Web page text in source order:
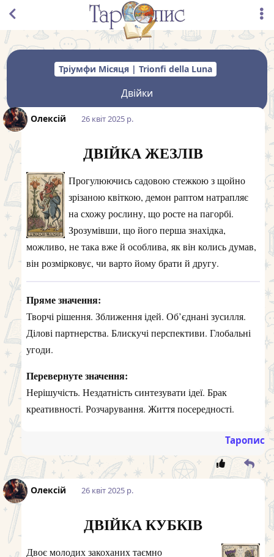
Тріумфи Місяця | Trionfi della Luna
Двійки
Олексій 26 квiт 2025 р.
ДВІЙКА ЖЕЗЛІВ
Прогулюючись садовою стежкою з щойно
зрізаною квіткою, демон раптом натрапляє
на схожу рослину, що росте на пагорбі.
Зрозумівши, що його перша знахідка,
можливо, не така вже й особлива, як він колись думав,
він розмірковує, чи варто йому брати й другу.
Пряме значення:
Творчі рішення. Зближення ідей. Об’єднані зусилля.
Ділові партнерства. Блискучі перспективи. Глобальні
угоди.
Перевернуте значення:
Нерішучість. Нездатність синтезувати ідеї. Брак
креативності. Розчарування. Життя посередності.
Таропис
Олексій 26 квiт 2025 р.
ДВІЙКА КУБКІВ
Двоє молодих закоханих таємно